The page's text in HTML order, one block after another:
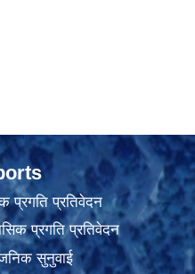
प्रगति प्रतिवेदन
प्रगति प्रतिवेदन
सुनुवाई